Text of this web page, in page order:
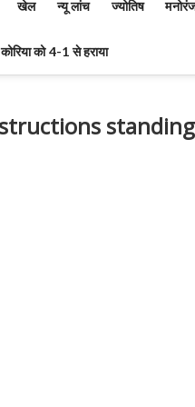
खेल न्यू लांच ज्योतिष
को 4-1 से हराया
standing